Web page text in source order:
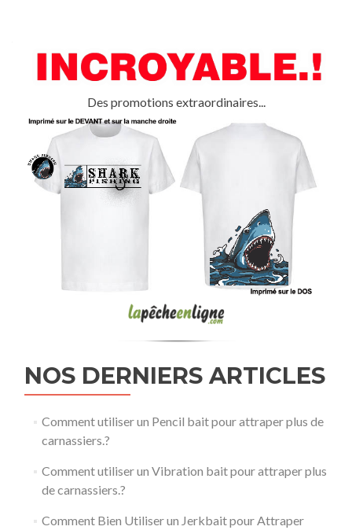
Des promotions extraordinaires...
NOS DERNIERS ARTICLES
Comment utiliser un Pencil bait pour attraper plus de
carnassiers.?
Comment utiliser un Vibration bait pour attraper plus
de carnassiers.?
Comment Bien Utiliser un Jerkbait pour Attraper